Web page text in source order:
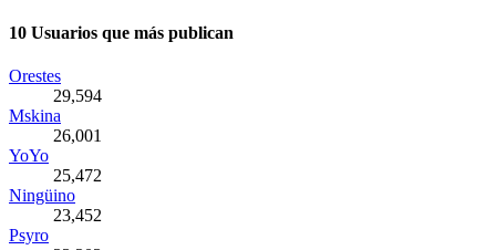
10 Usuarios que más publican
Orestes
29,594
Mskina
26,001
YoYo
25,472
Ningüino
23,452
Psyro